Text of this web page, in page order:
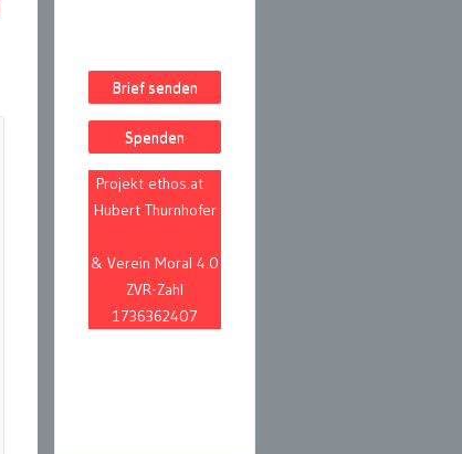
Brief senden
Spenden
Projekt ethos.at
Hubert Thurnhofer
& Verein Moral 4.0
ZVR-Zahl
1736362407